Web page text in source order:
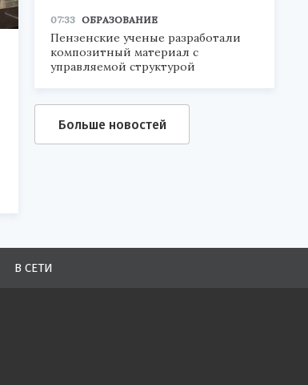
07:33 ОБРАЗОВАНИЕ
Пензенские ученые разработали
композитный материал с
управляемой структурой
Больше новостей
В СЕТИ